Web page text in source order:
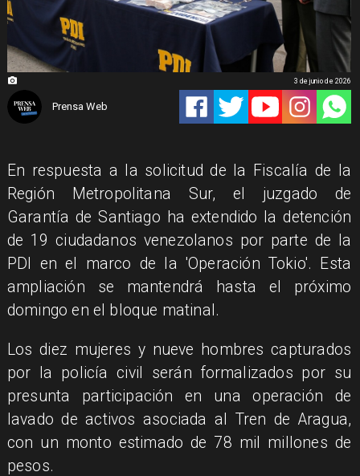
Prensa Web
3 de junio de 2026
En respuesta a la solicitud de la Fiscalía de la
Región Metropolitana Sur, el juzgado de
Garantía de Santiago ha extendido la detención
de 19 ciudadanos venezolanos por parte de la
PDI en el marco de la 'Operación Tokio'. Esta
ampliación se mantendrá hasta el próximo
domingo en el bloque matinal.
Los diez mujeres y nueve hombres capturados
por la policía civil serán formalizados por su
presunta participación en una operación de
lavado de activos asociada al Tren de Aragua,
con un monto estimado de 78 mil millones de
pesos.